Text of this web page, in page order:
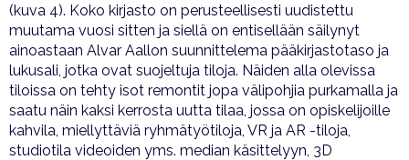
(kuva 4). Koko kirjasto on perusteellisesti uudistettu
muutama vuosi sitten ja siellä on entisellään säilynyt
ainoastaan Alvar Aallon suunnittelema pääkirjastotaso ja
lukusali, jotka ovat suojeltuja tiloja. Näiden alla olevissa
tiloissa on tehty isot remontit jopa välipohjia purkamalla ja
saatu näin kaksi kerrosta uutta tilaa, jossa on opiskelijoille
kahvila, miellyttäviä ryhmätyötiloja, VR ja AR -tiloja,
studiotila videoiden yms. median käsittelyyn, 3D